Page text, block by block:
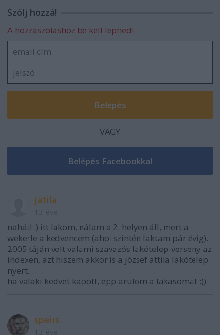
Szólj hozzá!
A hozzászóláshoz be kell lépned!
VAGY
jatila
nahát! :) itt lakom, nálam a 2. helyen áll, mert a
wekerle a kedvencem (ahol szintén laktam pár évig).
2005 táján volt valami szavazós lakótelep-verseny az
indexen, azt hiszem akkor is a józsef attila lakótelep
nyert.
ha valaki kedvet kapott, épp árulom a lakásomat :))
speirs